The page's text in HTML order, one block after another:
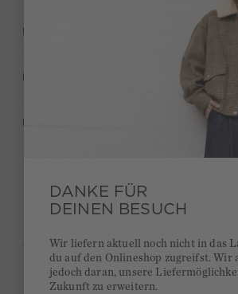
BESCHREIBUNG
MATERIAL & PFLEGE
HERSTELLERANGABEN
Behalte deinen Style und bekomme
Kurze Lieferzeiten 3-5 Tage
Ab 300€ versandkostenfrei
14 Tage Rückgaberecht
DANKE FÜR
DEINEN BESUCH
Wir liefern aktuell noch nicht in das
du auf den Onlineshop zugreifst. Wir
jedoch daran, unsere
Zukunft zu erweitern.